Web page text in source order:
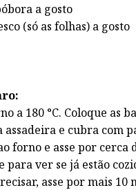
a gosto
(só as folhas) a gosto
a 180 °C. Coloque as
e cubra com
forno e asse por cerca
para ver se já estão
asse por mais 10